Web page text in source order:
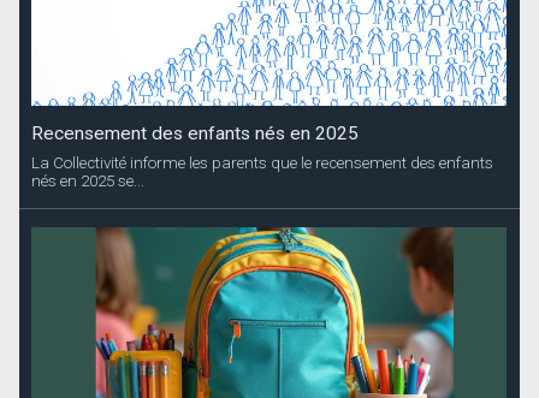
Recensement des enfants nés en 2025
La Collectivité informe les parents que le recensement des enfants
nés en 2025 se...